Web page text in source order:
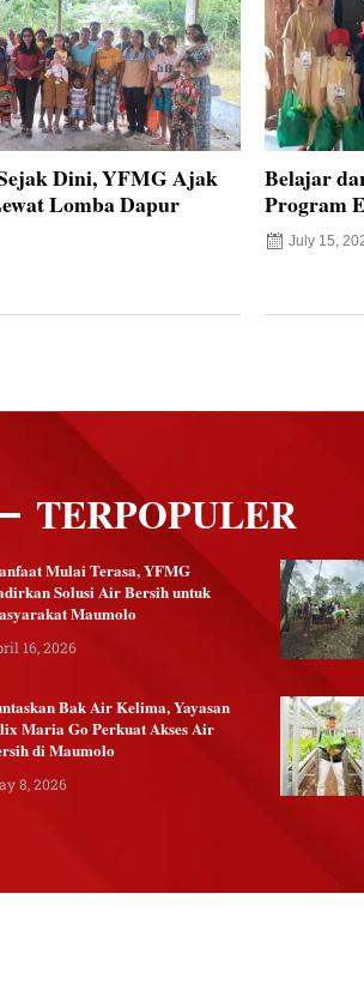
Dini, YFMG Ajak
Lomba Dapur
Belajar
Program
July 15,
TERPOPULER
Mulai Terasa, YFMG
Solusi Air Bersih untuk
Maumolo
16, 2026
Bak Air Kelima, Yayasan
Maria Go Perkuat Akses Air
di Maumolo
8, 2026